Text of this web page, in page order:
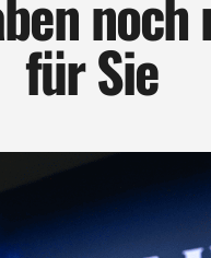
für Sie